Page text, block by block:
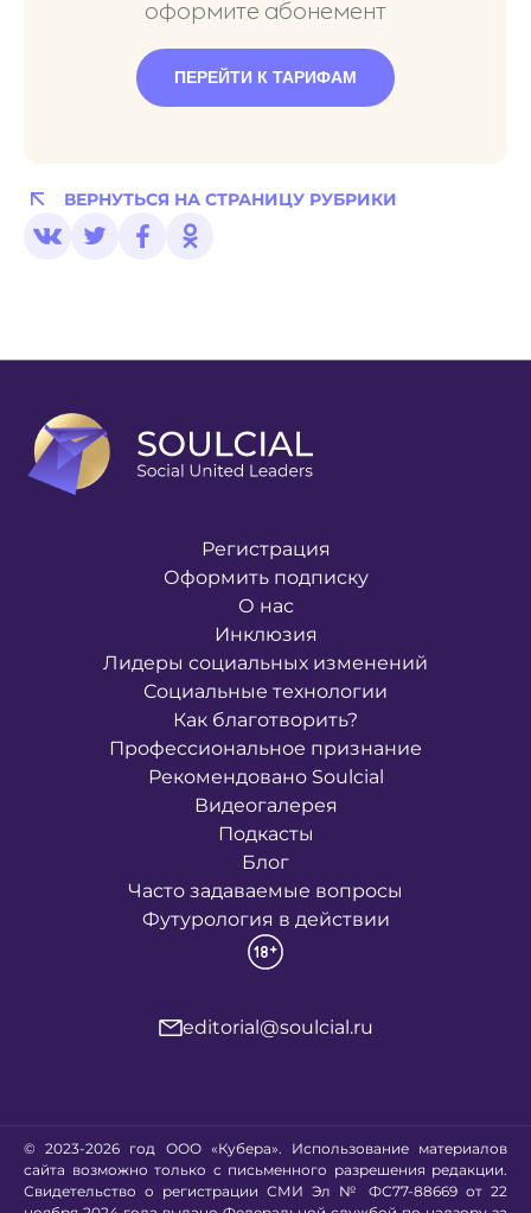
оформите абонемент
ПЕРЕЙТИ К ТАРИФАМ
ВЕРНУТЬСЯ НА СТРАНИЦУ РУБРИКИ
Регистрация
Оформить подписку
О нас
Инклюзия
Лидеры социальных изменений
Социальные технологии
Как благотворить?
Профессиональное признание
Рекомендовано Soulcial
Видеогалерея
Подкасты
Блог
Часто задаваемые вопросы
Футурология в действии
editorial@soulcial.ru
© 2023-2026 год ООО «Кубера». Использование материалов
сайта возможно только с письменного разрешения редакции.
Свидетельство о регистрации СМИ Эл № ФС77-88669 от 22